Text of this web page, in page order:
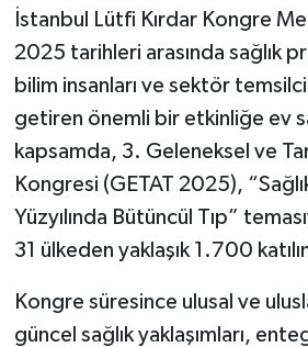
İstanbul Lütfi Kırdar Kongre
2025 tarihleri arasında sağlık
bilim insanları ve sektör
getiren önemli bir etkinliğe ev
kapsamda, 3. Geleneksel ve
Kongresi (GETAT 2025),
Yüzyılında Bütüncül Tıp”
31 ülkeden yaklaşık 1.700
Kongre süresince ulusal ve
güncel sağlık yaklaşımları,